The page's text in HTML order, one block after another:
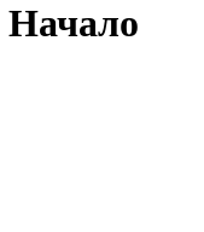
Начало